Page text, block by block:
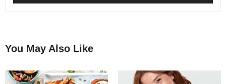
You May Also Like